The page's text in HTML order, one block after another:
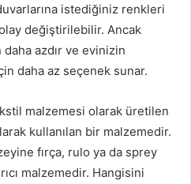
istediğiniz renkleri
değiştirilebilir. Ancak
daha azdır ve evinizin
daha az seçenek sunar.
malzemesi olarak üretilen
kullanılan bir malzemedir.
fırça, rulo ya da sprey
malzemedir. Hangisini